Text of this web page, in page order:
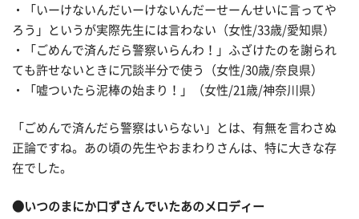
・「いーけないんだいーけないんだーせーんせいに言ってや
ろう」というが実際先生には言わない（女性/33歳/愛知県）
・「ごめんで済んだら警察いらんわ！」ふざけたのを謝られ
ても許せないときに冗談半分で使う（女性/30歳/奈良県）
・「嘘ついたら泥棒の始まり！」（女性/21歳/神奈川県）
「ごめんで済んだら警察はいらない」とは、有無を言わさぬ
正論ですね。あの頃の先生やおまわりさんは、特に大きな存
在でした。
●いつのまにか口ずさんでいたあのメロディー